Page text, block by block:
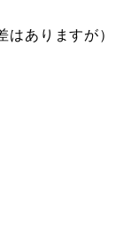
ありますが）